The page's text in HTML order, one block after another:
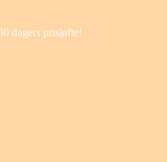
dagers prisløfte!